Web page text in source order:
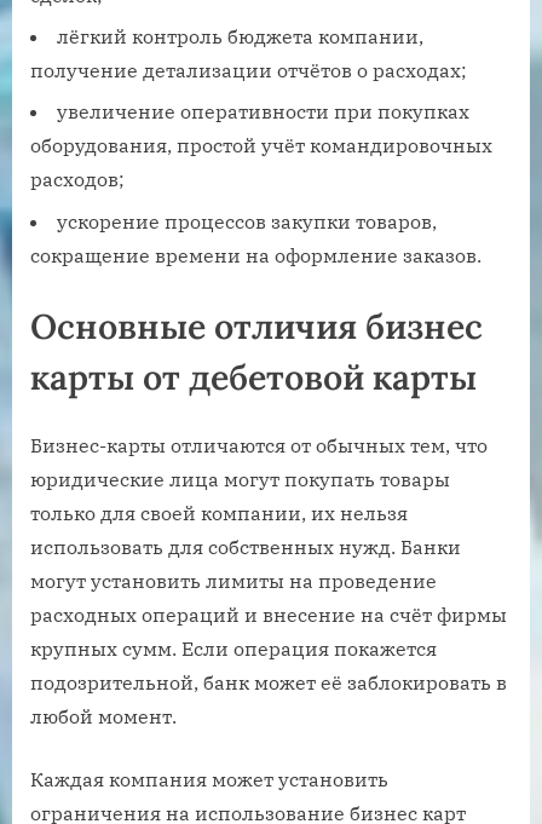
лёгкий контроль бюджета компании,
получение детализации отчётов о расходах;
увеличение оперативности при покупках
оборудования, простой учёт командировочных
расходов;
ускорение процессов закупки товаров,
сокращение времени на оформление заказов.
Основные отличия бизнес
карты от дебетовой карты
Бизнес-карты отличаются от обычных тем, что
юридические лица могут покупать товары
только для своей компании, их нельзя
использовать для собственных нужд. Банки
могут установить лимиты на проведение
расходных операций и внесение на счёт фирмы
крупных сумм. Если операция покажется
подозрительной, банк может её заблокировать в
любой момент.
Каждая компания может установить
ограничения на использование бизнес карт